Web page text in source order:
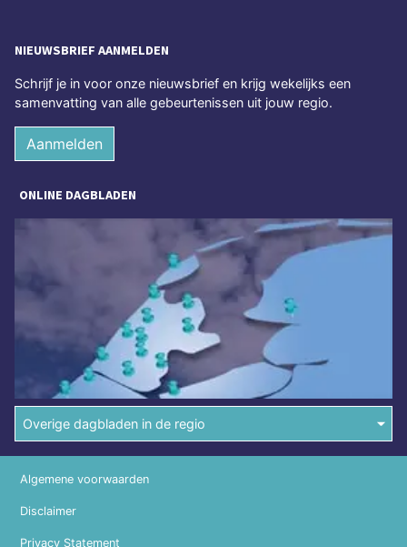
NIEUWSBRIEF AANMELDEN
Schrijf je in voor onze nieuwsbrief en krijg wekelijks een
samenvatting van alle gebeurtenissen uit jouw regio.
Aanmelden
ONLINE DAGBLADEN
Overige dagbladen in de regio
Algemene voorwaarden
Disclaimer
Privacy Statement